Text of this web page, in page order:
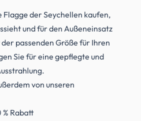
Flagge der Seychellen kaufen,
und für den Außeneinsatz
passenden Größe für Ihren
Sie für eine gepflegte und
von unseren
% Rabatt